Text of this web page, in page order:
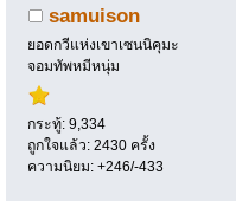
samuison
ยอดกวีแห่งเขาเซนนิคุมะ
จอมทัพหมีหนุ่ม
กระทู้: 9,334
ถูกใจแล้ว: 2430 ครั้ง
ความนิยม: +246/-433